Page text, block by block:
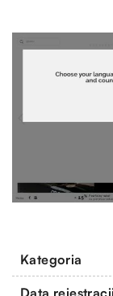
Kategoria
Data rejestracji